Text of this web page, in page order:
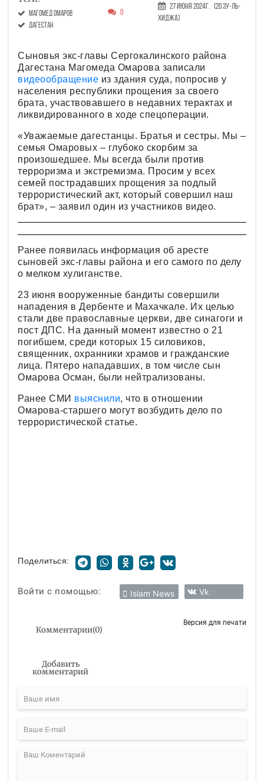
Магомед Омаров
Дагестан
0
27 Июня 2024г.
(20 Зу-ль-
хиджа)
Сыновья экс-главы Сергокалинского района
Дагестана Магомеда Омарова записали
видеообращение из здания суда, попросив у
населения республики прощения за своего
брата, участвовавшего в недавних терактах и
ликвидированного в ходе спецоперации.
«Уважаемые дагестанцы. Братья и сестры. Мы –
семья Омаровых – глубоко скорбим за
произошедшее. Мы всегда были против
терроризма и экстремизма. Просим у всех
семей пострадавших прощения за подлый
террористический акт, который совершил наш
брат», – заявил один из участников видео.
Ранее появилась информация об аресте
сыновей экс-главы района и его самого по делу
о мелком хулиганстве.
23 июня вооруженные бандиты совершили
нападения в Дербенте и Махачкале. Их целью
стали две православные церкви, две синагоги и
пост ДПС. На данный момент известно о 21
погибшем, среди которых 15 силовиков,
священник, охранники храмов и гражданские
лица. Пятеро нападавших, в том числе сын
Омарова Осман, были нейтрализованы.
Ранее СМИ выяснили, что в отношении
Омарова-старшего могут возбудить дело по
террористической статье.
Поделиться:
Войти с помощью: Islam News Vk
Комментарии(0)
Версия для печати
Добавить
комментарий